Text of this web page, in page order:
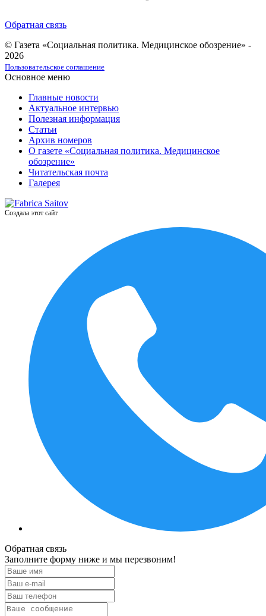
Обратная связь
© Газета «Социальная политика. Медицинское обозрение» -
2026
Пользовательское соглашение
Основное меню
Главные новости
Актуальное интервью
Полезная информация
Статьи
Архив номеров
О газете «Социальная политика. Медицинское
обозрение»
Читательская почта
Галерея
Создала этот сайт
Обратная связь
Заполните форму ниже и мы перезвоним!